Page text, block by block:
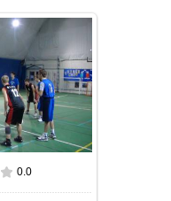
1024x576
0.0